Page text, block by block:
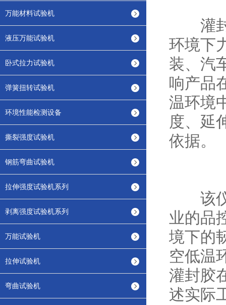
万能材料试验机
液压万能试验机
卧式拉力试验机
弹簧扭转试验机
环境性能检测设备
撕裂强度试验机
钢筋弯曲试验机
拉伸强度试验机系列
剥离强度试验机系列
万能试验机
拉伸试验机
弯曲试验机
灌封
环境下
装、汽
响产品
温环境
度、延
依据。
该仪
业的品
境下的
空低温
灌封胶
述实际